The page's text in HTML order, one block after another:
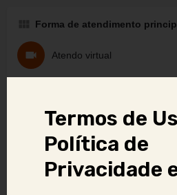
Forma de atendimento
Atendo virtual
Termos de
Política de
Privacidade